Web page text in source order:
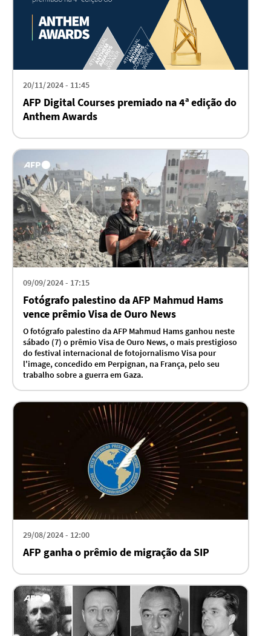
20/11/2024 - 11:45
AFP Digital Courses premiado na 4ª edição do
Anthem Awards
09/09/2024 - 17:15
Fotógrafo palestino da AFP Mahmud Hams
vence prêmio Visa de Ouro News
O fotógrafo palestino da AFP Mahmud Hams ganhou neste
sábado (7) o prêmio Visa de Ouro News, o mais prestigioso
do festival internacional de fotojornalismo Visa pour
l'image, concedido em Perpignan, na França, pelo seu
trabalho sobre a guerra em Gaza.
29/08/2024 - 12:00
AFP ganha o prêmio de migração da SIP